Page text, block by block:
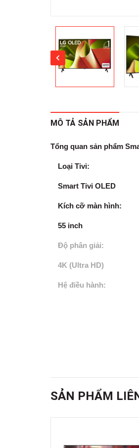
MÔ TẢ SẢN PHẨM
Tổng quan sản phẩm
Loại Tivi:
Smart Tivi OLED
Kích cỡ màn hình:
55 inch
Độ phân giải:
4K (Ultra HD)
Hệ điều hành:
Năm ra mắt:
SẢN PHẨM